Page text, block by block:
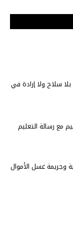
سلاح ولا إرادة في
مع رسالة التعليم
وجريمة غسل الأموال